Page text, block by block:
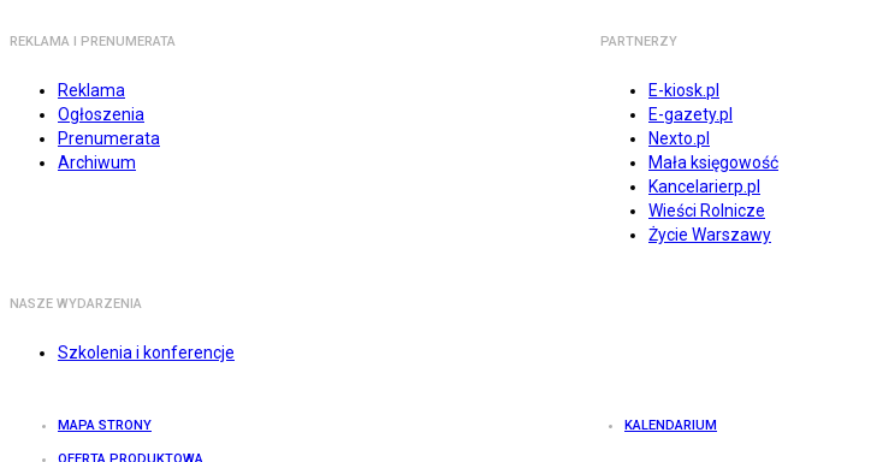
REKLAMA I PRENUMERATA
Reklama
Ogłoszenia
Prenumerata
Archiwum
PARTNERZY
E-kiosk.pl
E-gazety.pl
Nexto.pl
Mała księgowość
Kancelarierp.pl
Wieści Rolnicze
Życie Warszawy
NASZE WYDARZENIA
Szkolenia i konferencje
MAPA STRONY KALENDARIUM